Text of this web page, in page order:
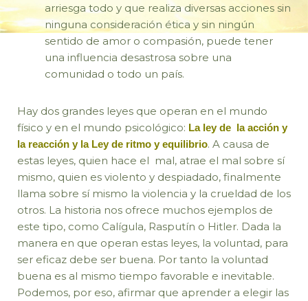
arriesga todo y que realiza diversas acciones sin
ninguna consideración ética y sin ningún
sentido de amor o compasión, puede tener
una influencia desastrosa sobre una
comunidad o todo un país.
Hay dos grandes leyes que operan en el mundo
físico y en el mundo psicológico: La ley de la acción y
la reacción y la Ley de ritmo y equilibrio. A causa de
estas leyes, quien hace el mal, atrae el mal sobre sí
mismo, quien es violento y despiadado, finalmente
llama sobre sí mismo la violencia y la crueldad de los
otros. La historia nos ofrece muchos ejemplos de
este tipo, como Calígula, Rasputín o Hitler. Dada la
manera en que operan estas leyes, la voluntad, para
ser eficaz debe ser buena. Por tanto la voluntad
buena es al mismo tiempo favorable e inevitable.
Podemos, por eso, afirmar que aprender a elegir las